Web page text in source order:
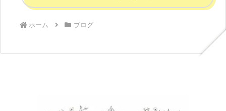
ホーム ブログ